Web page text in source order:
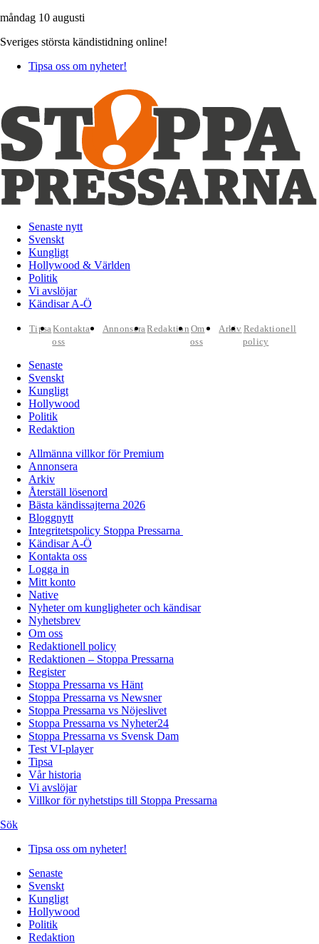
måndag 10 augusti
Sveriges största kändistidning online!
Tipsa oss om nyheter!
Senaste nytt
Svenskt
Kungligt
Hollywood & Världen
Politik
Vi avslöjar
Kändisar A-Ö
TipsaKontakta
oss
AnnonseraRedaktion Om
oss
Arkiv Redaktionell
policy
Senaste
Svenskt
Kungligt
Hollywood
Politik
Redaktion
Allmänna villkor för Premium
Annonsera
Arkiv
Återställ lösenord
Bästa kändissajterna 2026
Bloggnytt
Integritetspolicy Stoppa Pressarna
Kändisar A-Ö
Kontakta oss
Logga in
Mitt konto
Native
Nyheter om kungligheter och kändisar
Nyhetsbrev
Om oss
Redaktionell policy
Redaktionen – Stoppa Pressarna
Register
Stoppa Pressarna vs Hänt
Stoppa Pressarna vs Newsner
Stoppa Pressarna vs Nöjeslivet
Stoppa Pressarna vs Nyheter24
Stoppa Pressarna vs Svensk Dam
Test VI-player
Tipsa
Vår historia
Vi avslöjar
Villkor för nyhetstips till Stoppa Pressarna
Sök
Tipsa oss om nyheter!
Senaste
Svenskt
Kungligt
Hollywood
Politik
Redaktion